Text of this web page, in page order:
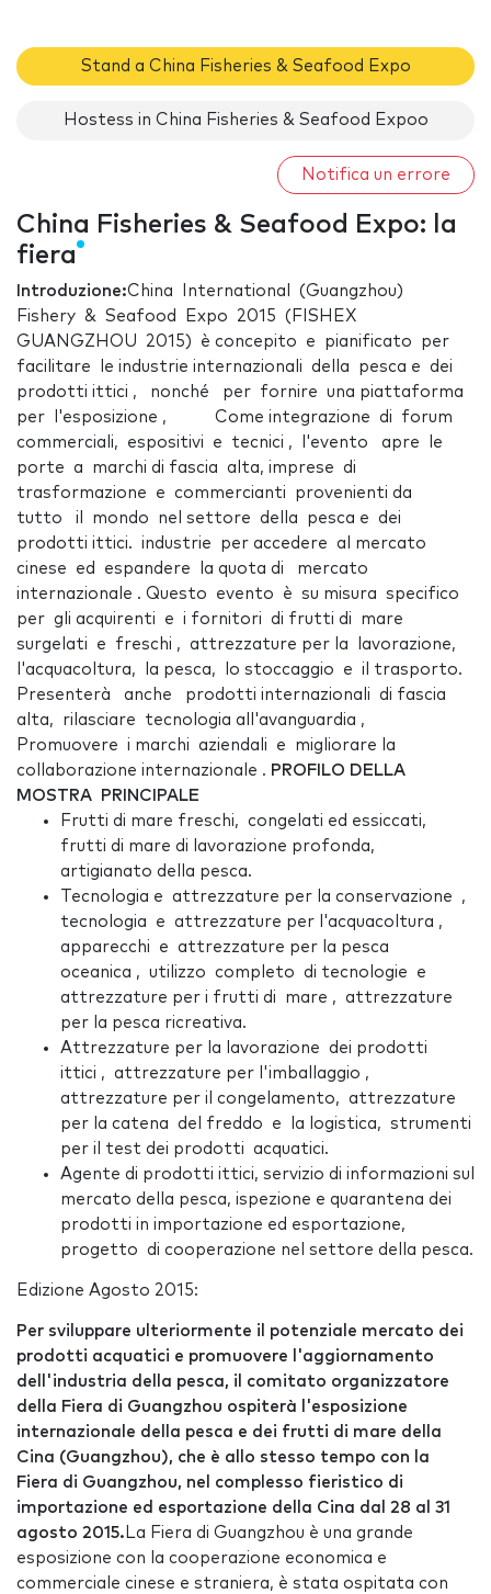
Stand a China Fisheries & Seafood Expo
Hostess in China Fisheries & Seafood Expoo
Notifica un errore
China Fisheries & Seafood Expo: la
fiera
Introduzione:China International (Guangzhou)
Fishery & Seafood Expo 2015 (FISHEX
GUANGZHOU 2015) è concepito e pianificato per
facilitare le industrie internazionali della pesca e dei
prodotti ittici , nonché per fornire una piattaforma
per l'esposizione , Come integrazione di forum
commerciali, espositivi e tecnici , l'evento apre le
porte a marchi di fascia alta, imprese di
trasformazione e commercianti provenienti da
tutto il mondo nel settore della pesca e dei
prodotti ittici. industrie per accedere al mercato
cinese ed espandere la quota di mercato
internazionale . Questo evento è su misura specifico
per gli acquirenti e i fornitori di frutti di mare
surgelati e freschi , attrezzature per la lavorazione,
l'acquacoltura, la pesca, lo stoccaggio e il trasporto.
Presenterà anche prodotti internazionali di fascia
alta, rilasciare tecnologia all'avanguardia ,
Promuovere i marchi aziendali e migliorare la
collaborazione internazionale . PROFILO DELLA
MOSTRA PRINCIPALE
Frutti di mare freschi, congelati ed essiccati,
frutti di mare di lavorazione profonda,
artigianato della pesca.
Tecnologia e attrezzature per la conservazione ,
tecnologia e attrezzature per l'acquacoltura ,
apparecchi e attrezzature per la pesca
oceanica , utilizzo completo di tecnologie e
attrezzature per i frutti di mare , attrezzature
per la pesca ricreativa.
Attrezzature per la lavorazione dei prodotti
ittici , attrezzature per l'imballaggio ,
attrezzature per il congelamento, attrezzature
per la catena del freddo e la logistica, strumenti
per il test dei prodotti acquatici.
Agente di prodotti ittici, servizio di informazioni sul
mercato della pesca, ispezione e quarantena dei
prodotti in importazione ed esportazione,
progetto di cooperazione nel settore della pesca.
Edizione Agosto 2015:
Per sviluppare ulteriormente il potenziale mercato dei
prodotti acquatici e promuovere l'aggiornamento
dell'industria della pesca, il comitato organizzatore
della Fiera di Guangzhou ospiterà l'esposizione
internazionale della pesca e dei frutti di mare della
Cina (Guangzhou), che è allo stesso tempo con la
Fiera di Guangzhou, nel complesso fieristico di
importazione ed esportazione della Cina dal 28 al 31
agosto 2015. La Fiera di Guangzhou è una grande
esposizione con la cooperazione economica e
commerciale cinese e straniera, è stata ospitata con